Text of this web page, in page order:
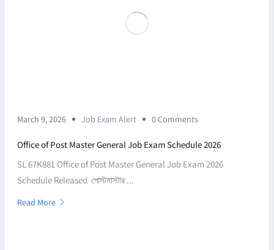
March 9, 2026 Job Exam Alert 0 Comments
Office of Post Master General Job Exam Schedule 2026
SL 67K881 Office of Post Master General Job Exam 2026
Schedule Released পোস্টমাস্টার ...
Read More